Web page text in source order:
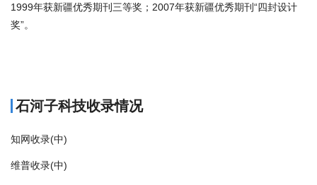
1999年获新疆优秀期刊三等奖；2007年获新疆优秀期刊“四封设计
奖”。
石河子科技收录情况
知网收录(中)
维普收录(中)